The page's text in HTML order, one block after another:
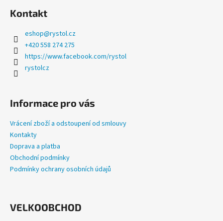
j
t
?
HLEDAT
D
o
p
u
Kontakt
eshop@rystol.cz
+420 558 274 275
https://www.facebook.com/rystol
rystolcz
Informace pro vás
Vrácení zboží a odstoupení od smlouvy
Kontakty
Doprava a platba
Obchodní podmínky
Podmínky ochrany osobních údajů
VELKOOBCHOD